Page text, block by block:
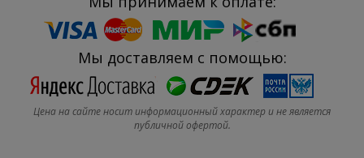
Мы доставляем с помощью:
Цена на сайте носит информационный характер и не является
публичной офертой.